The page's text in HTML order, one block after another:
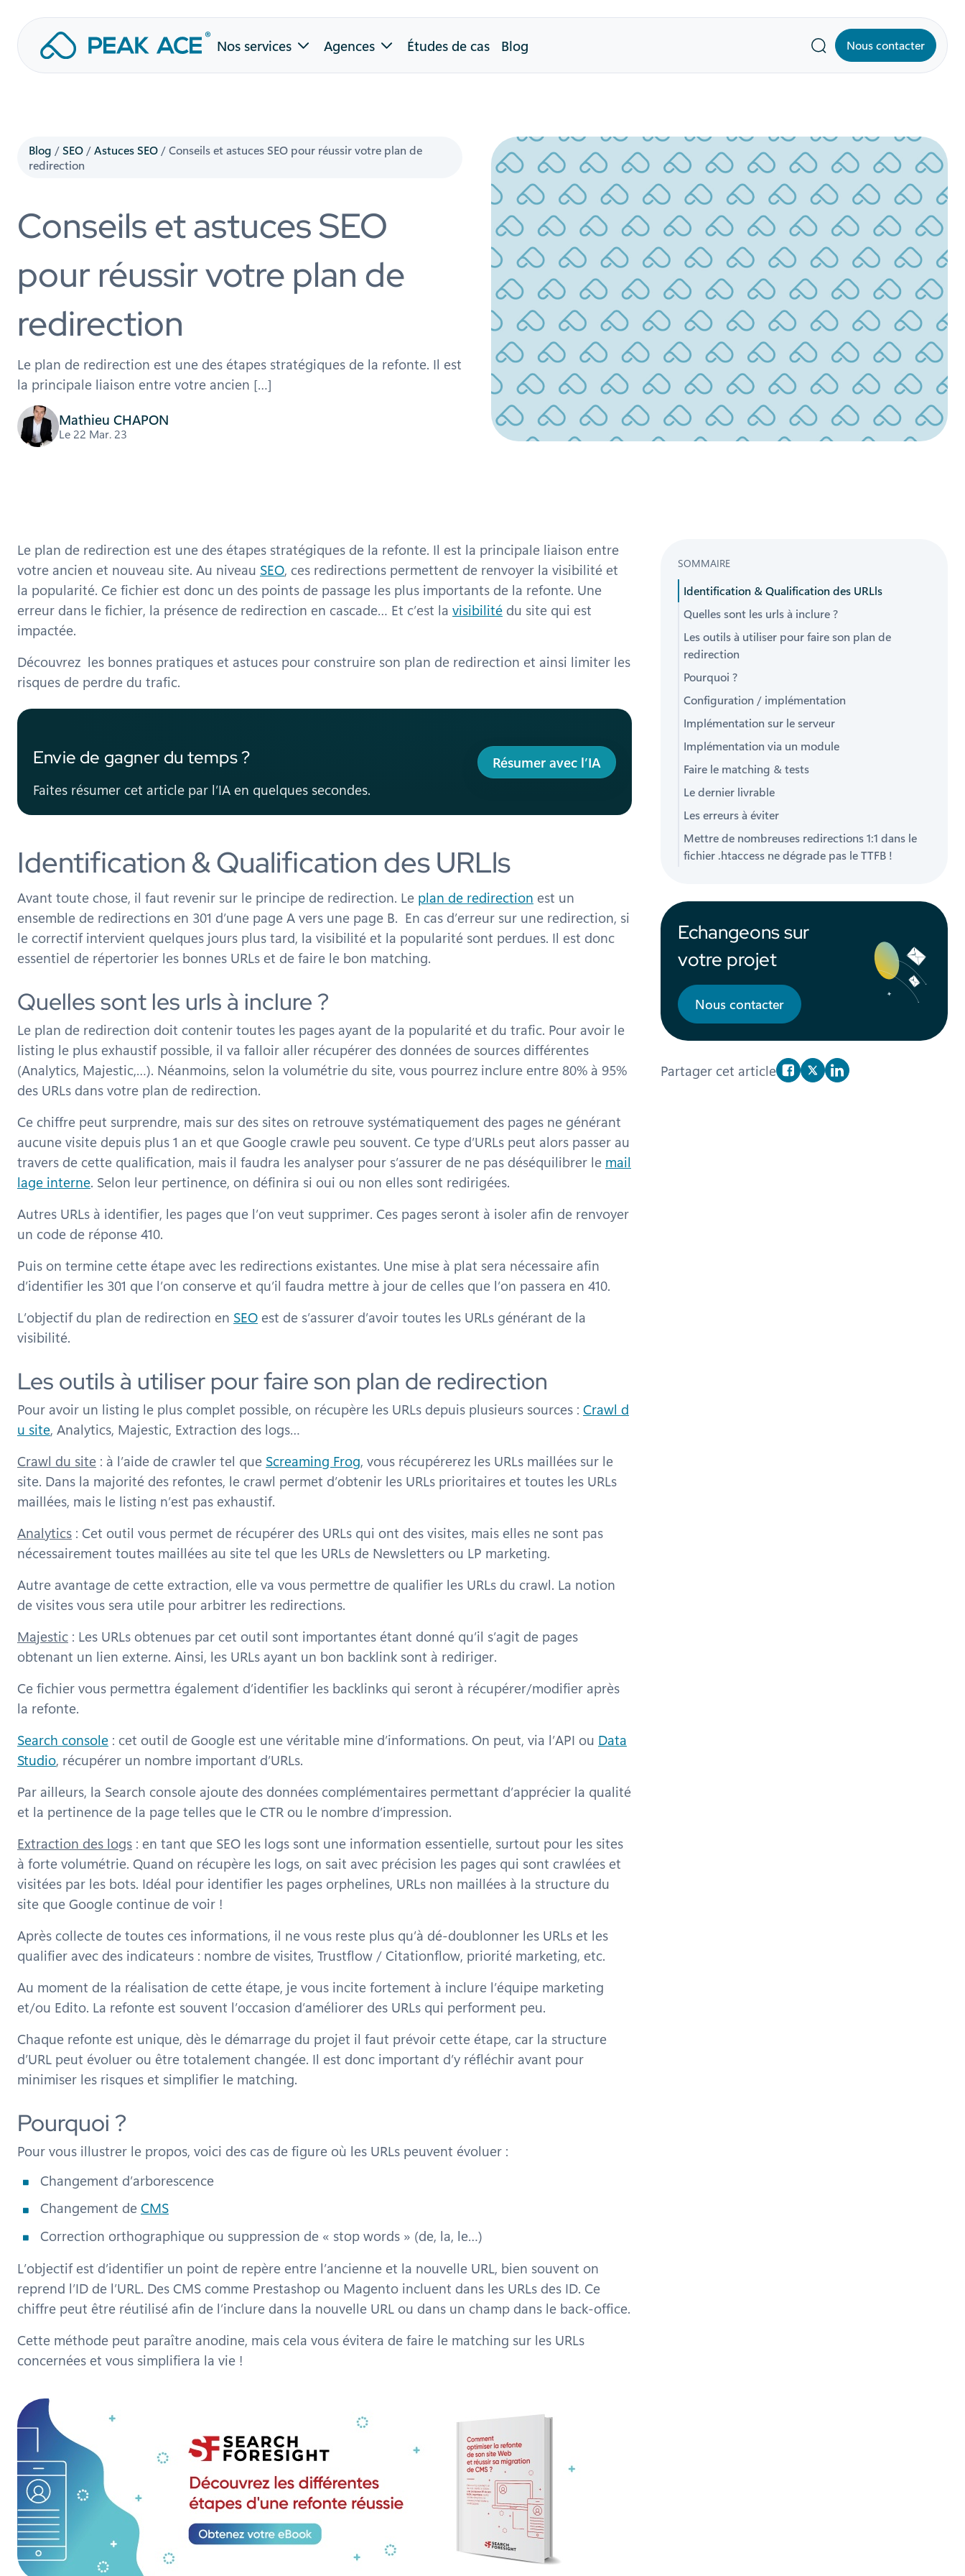
Aller
contenu
Nos services Agences Études de cas Blog
Recherche
Nous contacter
Blog /SEO /Astuces SEO /Conseils et astuces SEO pour réussir votre plan de
redirection
Conseils et astuces SEO
pour réussir votre plan de
redirection
Le plan de redirection est une des étapes stratégiques de la refonte. Il est
la principale liaison entre votre ancien […]
Mathieu CHAPON
Le 22 Mar. 23
Le plan de redirection est une des étapes stratégiques de la refonte. Il est la principale liaison entre
votre ancien et nouveau site. Au niveau SEO, ces redirections permettent de renvoyer la visibilité et
la popularité. Ce fichier est donc un des points de passage les plus importants de la refonte. Une
erreur dans le fichier, la présence de redirection en cascade… Et c’est la visibilité du site qui est
impactée.
Découvrez les bonnes pratiques et astuces pour construire son plan de redirection et ainsi limiter les
risques de perdre du trafic.
Envie de gagner du temps ?
Faites résumer cet article par l’IA en quelques secondes.
Résumer avec l’IA
Identification & Qualification des URLls
Avant toute chose, il faut revenir sur le principe de redirection. Le plan de redirection est un
ensemble de redirections en 301 d’une page A vers une page B. En cas d’erreur sur une redirection, si
le correctif intervient quelques jours plus tard, la visibilité et la popularité sont perdues. Il est donc
essentiel de répertorier les bonnes URLs et de faire le bon matching.
Quelles sont les urls à inclure ?
Le plan de redirection doit contenir toutes les pages ayant de la popularité et du trafic. Pour avoir le
listing le plus exhaustif possible, il va falloir aller récupérer des données de sources différentes
(Analytics, Majestic,…). Néanmoins, selon la volumétrie du site, vous pourrez inclure entre 80% à 95%
des URLs dans votre plan de redirection.
Ce chiffre peut surprendre, mais sur des sites on retrouve systématiquement des pages ne générant
aucune visite depuis plus 1 an et que Google crawle peu souvent. Ce type d’URLs peut alors passer au
travers de cette qualification, mais il faudra les analyser pour s’assurer de ne pas déséquilibrer le mail
lage interne. Selon leur pertinence, on définira si oui ou non elles sont redirigées.
Autres URLs à identifier, les pages que l’on veut supprimer. Ces pages seront à isoler afin de renvoyer
un code de réponse 410.
Puis on termine cette étape avec les redirections existantes. Une mise à plat sera nécessaire afin
d’identifier les 301 que l’on conserve et qu’il faudra mettre à jour de celles que l’on passera en 410.
L’objectif du plan de redirection en SEO est de s’assurer d’avoir toutes les URLs générant de la
visibilité.
Les outils à utiliser pour faire son plan de redirection
Pour avoir un listing le plus complet possible, on récupère les URLs depuis plusieurs sources : Crawl d
u site, Analytics, Majestic, Extraction des logs…
Crawl du site : à l’aide de crawler tel que Screaming Frog, vous récupérerez les URLs maillées sur le
site. Dans la majorité des refontes, le crawl permet d’obtenir les URLs prioritaires et toutes les URLs
maillées, mais le listing n’est pas exhaustif.
Analytics : Cet outil vous permet de récupérer des URLs qui ont des visites, mais elles ne sont pas
nécessairement toutes maillées au site tel que les URLs de Newsletters ou LP marketing.
Autre avantage de cette extraction, elle va vous permettre de qualifier les URLs du crawl. La notion
de visites vous sera utile pour arbitrer les redirections.
Majestic : Les URLs obtenues par cet outil sont importantes étant donné qu’il s’agit de pages
obtenant un lien externe. Ainsi, les URLs ayant un bon backlink sont à rediriger.
Ce fichier vous permettra également d’identifier les backlinks qui seront à récupérer/modifier après
la refonte.
Search console : cet outil de Google est une véritable mine d’informations. On peut, via l’API ou Data
Studio, récupérer un nombre important d’URLs.
Par ailleurs, la Search console ajoute des données complémentaires permettant d’apprécier la qualité
et la pertinence de la page telles que le CTR ou le nombre d’impression.
Extraction des logs : en tant que SEO les logs sont une information essentielle, surtout pour les sites
à forte volumétrie. Quand on récupère les logs, on sait avec précision les pages qui sont crawlées et
visitées par les bots. Idéal pour identifier les pages orphelines, URLs non maillées à la structure du
site que Google continue de voir !
Après collecte de toutes ces informations, il ne vous reste plus qu’à dé-doublonner les URLs et les
qualifier avec des indicateurs : nombre de visites, Trustflow / Citationflow, priorité marketing, etc.
Au moment de la réalisation de cette étape, je vous incite fortement à inclure l’équipe marketing
et/ou Edito. La refonte est souvent l’occasion d’améliorer des URLs qui performent peu.
Chaque refonte est unique, dès le démarrage du projet il faut prévoir cette étape, car la structure
d’URL peut évoluer ou être totalement changée. Il est donc important d’y réfléchir avant pour
minimiser les risques et simplifier le matching.
Pourquoi ?
Pour vous illustrer le propos, voici des cas de figure où les URLs peuvent évoluer :
Changement d’arborescence
Changement deCMS
Correction orthographique ou suppression de « stop words » (de, la, le…)
L’objectif est d’identifier un point de repère entre l’ancienne et la nouvelle URL, bien souvent on
reprend l’ID de l’URL. Des CMS comme Prestashop ou Magento incluent dans les URLs des ID. Ce
chiffre peut être réutilisé afin de l’inclure dans la nouvelle URL ou dans un champ dans le back-office.
Cette méthode peut paraître anodine, mais cela vous évitera de faire le matching sur les URLs
concernées et vous simplifiera la vie !
SOMMAIRE
Identification & Qualification des URLls
Quelles sont les urls à inclure ?
Les outils à utiliser pour faire son plan de
redirection
Pourquoi ?
Configuration / implémentation
Implémentation sur le serveur
Implémentation via un module
Faire le matching & tests
Le dernier livrable
Les erreurs à éviter
Mettre de nombreuses redirections 1:1 dans le
fichier .htaccess ne dégrade pas le TTFB !
Echangeons sur
votre projet
Nous contacter
Partager cet article Partager sur Facebook
Partager sur X/Twitter
Partager sur Linkedin